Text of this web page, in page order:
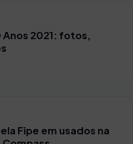
Anos 2021: fotos,
Fipe em usados na